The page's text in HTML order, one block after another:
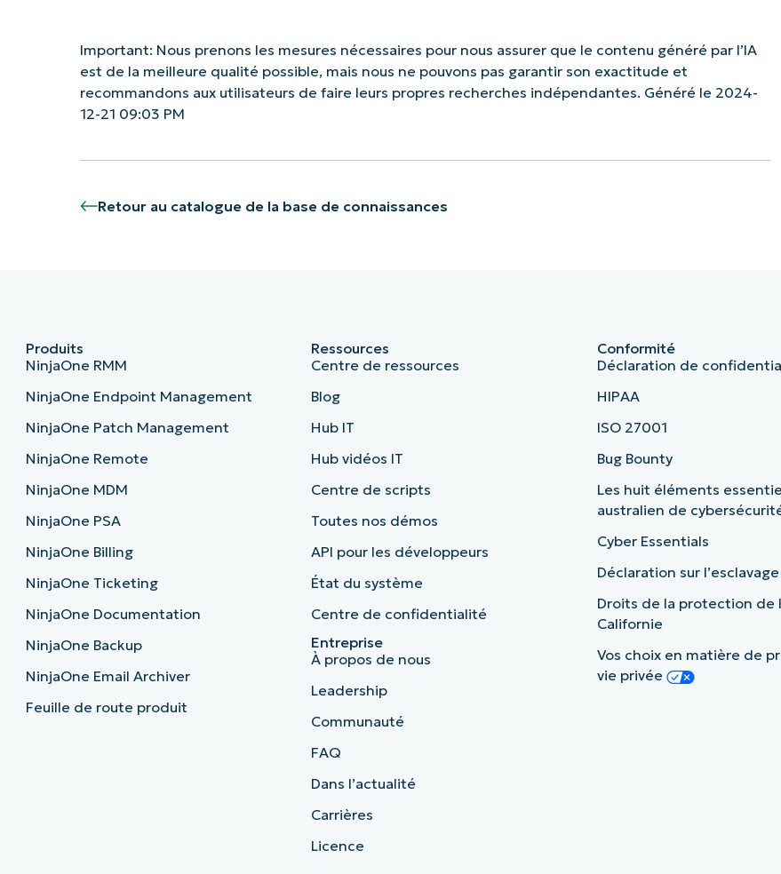
Important: Nous prenons les mesures nécessaires pour nous assurer que le contenu généré par l’IA
est de la meilleure qualité possible, mais nous ne pouvons pas garantir son exactitude et
recommandons aux utilisateurs de faire leurs propres recherches indépendantes. Généré le 2024-
12-21 09:03 PM
Retour au catalogue de la base de connaissances
Produits
NinjaOne RMM
NinjaOne Endpoint Management
NinjaOne Patch Management
NinjaOne Remote
NinjaOne MDM
NinjaOne PSA
NinjaOne Billing
NinjaOne Ticketing
NinjaOne Documentation
NinjaOne Backup
NinjaOne Email Archiver
Feuille de route produit
Ressources
Centre de ressources
Blog
Hub IT
Hub vidéos IT
Centre de scripts
Toutes nos démos
API pour les développeurs
État du système
Centre de confidentialité
Entreprise
À propos de nous
Leadership
Communauté
FAQ
Dans l’actualité
Carrières
Licence
Conformité
Déclaration de
HIPAA
ISO 27001
Bug Bounty
Les huit éléments
australien de
Cyber Essentials
Déclaration sur
Droits de la protection de
Californie
Vos choix en matière de
vie privée